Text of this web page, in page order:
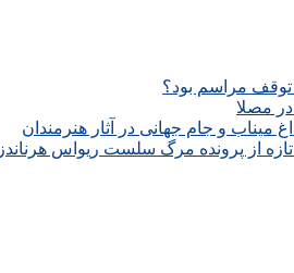
توقف مراسم بود؟
مصلا
و جام جهانی در آثار هنرمندان
از پرونده مرگ سلست ریواس هرناندز